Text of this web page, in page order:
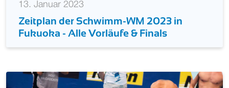
13. Januar 2023
Zeitplan der Schwimm-WM 2023 in
Fukuoka - Alle Vorläufe & Finals